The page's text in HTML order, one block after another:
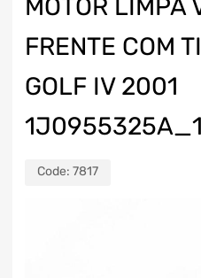
MOTOR LIMPA
FRENTE COM
GOLF IV 2001
Code: 7817